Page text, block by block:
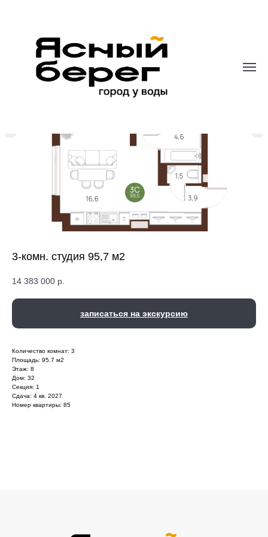
3-комн. студия 95,7 м2
14 383 000 р.
записаться на экскурсию
Количество комнат: 3
Площадь: 95.7 м2
Этаж: 8
Дом: 32
Секция: 1
Сдача: 4 кв. 2027
Номер квартиры: 85